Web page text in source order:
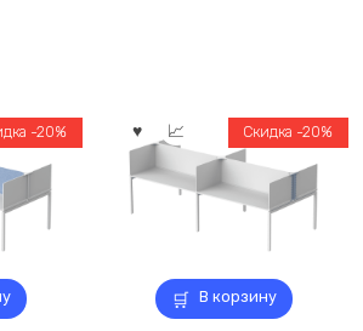
-20%
В корзину
Скидка -20%